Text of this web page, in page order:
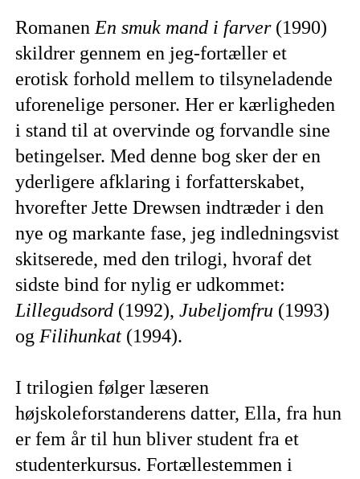
Romanen En smuk mand i farver(1990)
skildrer gennem en jeg-fortæller et
erotisk forhold mellem to tilsyneladende
uforenelige personer. Her er kærligheden
i stand til at overvinde og forvandle sine
betingelser. Med denne bog sker der en
yderligere afklaring i forfatterskabet,
hvorefter Jette Drewsen indtræder i den
nye og markante fase, jeg indledningsvist
skitserede, med den trilogi, hvoraf det
sidste bind for nylig er udkommet:
Lillegudsord (1992),Jubeljomfru (1993)
og Filihunkat (1994).
I trilogien følger læseren
højskoleforstanderens datter, Ella, fra hun
er fem år til hun bliver student fra et
studenterkursus. Fortællestemmen i